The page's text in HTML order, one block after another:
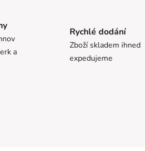
a
Rychlé dodání
Zboží skladem ihned
expedujeme